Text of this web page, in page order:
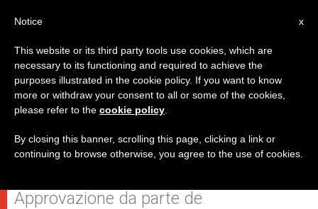
"Gesto esemplare" del medico
che si è dimesso dopo
l'archiviazione del caso Welby
Approvazione da parte de
x
Notice
This website or its third party tools use cookies, which are
necessary to its functioning and required to achieve the
purposes illustrated in the cookie policy. If you want to know
more or withdraw your consent to all or some of the cookies,
please refer to the cookie policy
By closing this banner, scrolling this page, clicking a link or
continuing to browse otherwise, you agree to the use of cookies.